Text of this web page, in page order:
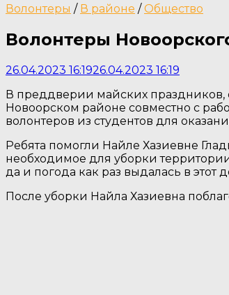
Волонтеры / В районе /Общество
Волонтеры
26.04.2023 16:1926.04.2023 16:19
В преддверии майских праздников,
Новоорском районе совместно с
волонтеров из студентов для
Ребята помогли Найле Хазиевне
необходимое для уборки
да и погода как раз выдалась в этот
После уборки Найла Хазиевна